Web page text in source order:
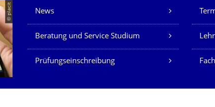
© placit Unsere Dienste
News
Beratung und Service Studium
Prüfungseinschreibung